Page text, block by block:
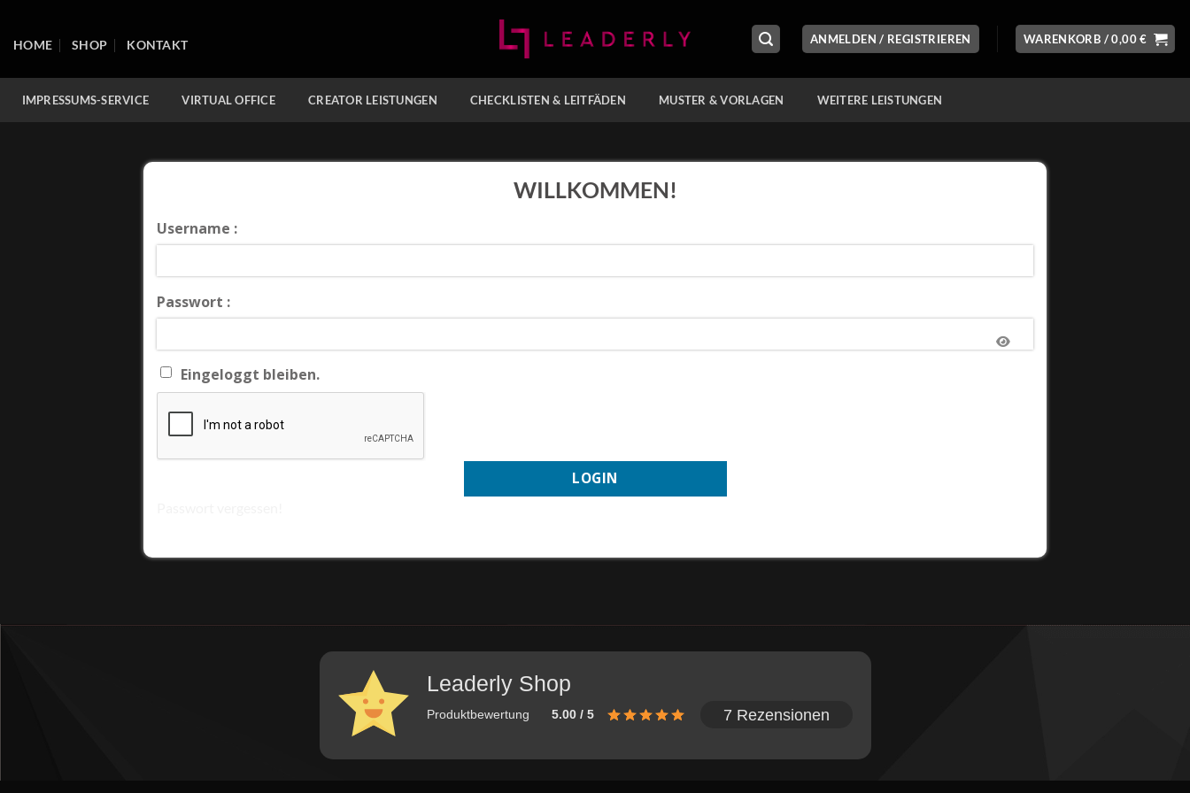
springen
HOME SHOP KONTAKT ANMELDEN / REGISTRIEREN WARENKORB /0,00€
IMPRESSUMS-SERVICE VIRTUAL OFFICE CREATOR LEISTUNGEN CHECKLISTEN & LEITFÄDEN MUSTER & VORLAGEN WEITERE LEISTUNGEN
WILLKOMMEN!
Username :
Passwort :
Eingeloggt bleiben.
Leaderly Shop
Produktbewertung 5.00 / 5 7 Rezensionen